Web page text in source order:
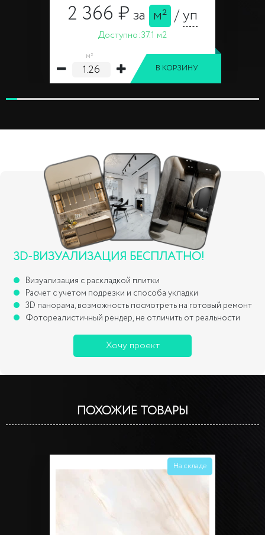
2 366 ₽за м² /уп
Доступно:37.1 м2
м²
В КОРЗИНУ
3D-ВИЗУАЛИЗАЦИЯ БЕСПЛАТНО!
Визуализация с раскладкой плитки
Расчет с учетом подрезки и способа укладки
3D панорама, возможность посмотреть на готовый ремонт
Фотореалистичный рендер, не отличить от реальности
Хочу проект
ПОХОЖИЕ ТОВАРЫ
На складе